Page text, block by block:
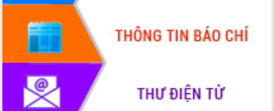
mới
Chuyển đổi số 'mở đường' cho nông
nghiệp Đắk Lắk tăng trưởng bứt phá
Triển khai đồng bộ đo đạc, lập hồ sơ
địa chính, hoàn thiện cơ sở dữ liệu đất
Ứng dụng sinh trắc học - Bước tiến
trong hành trình chuyển đổi số tại Đắk